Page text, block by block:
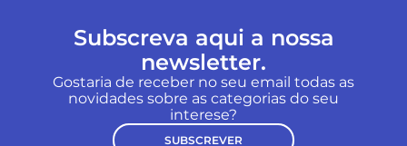
Subscreva aqui a nossa
newsletter.
Gostaria de receber no seu email todas as
novidades sobre as categorias do seu
interese?
SUBSCREVER